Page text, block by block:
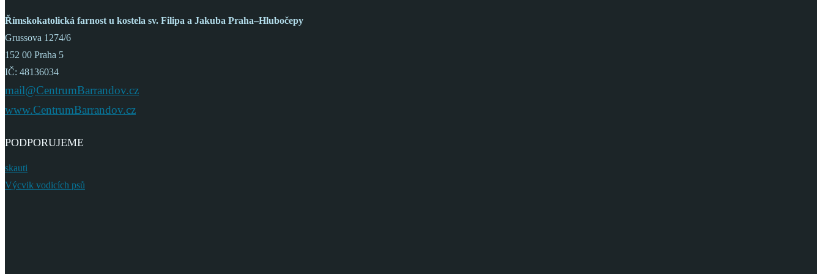
Římskokatolická farnost u kostela sv. Filipa a Jakuba Praha–Hlubočepy
Grussova 1274/6
152 00 Praha 5
IČ: 48136034
mail@CentrumBarrandov.cz
www.CentrumBarrandov.cz
PODPORUJEME
skauti
Výcvik vodicích psů